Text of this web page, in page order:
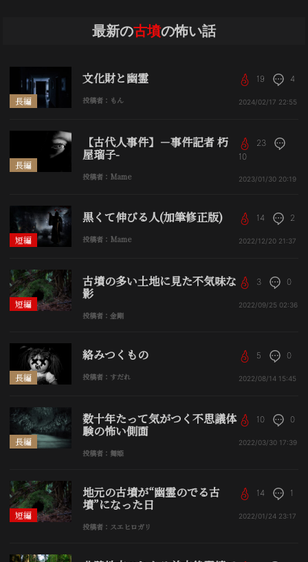
最新の古墳の怖い話
長編
文化財と幽霊
投稿者：もん
19 4
2024/02/17 22:55
長編
【古代人事件】－事件記者 朽
屋瑠子-
投稿者：Mame
23
10
2023/01/30 20:19
短編
黒くて伸びる人(加筆修正版)
投稿者：Mame
14 2
2022/12/20 21:37
短編
古墳の多い土地に見た不気味な
影
投稿者：金剛
3 0
2022/09/25 02:36
長編
絡みつくもの
投稿者：すだれ
5 0
2022/08/14 15:45
長編
数十年たって気がつく不思議体
験の怖い側面
投稿者：舞姫
10 0
2022/03/30 17:39
短編
地元の古墳が“幽霊のでる古
墳”になった日
投稿者：スエヒロガリ
14 1
2022/01/24 23:17